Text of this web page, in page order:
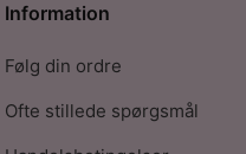
Information
Følg din ordre
Ofte stillede spørgsmål